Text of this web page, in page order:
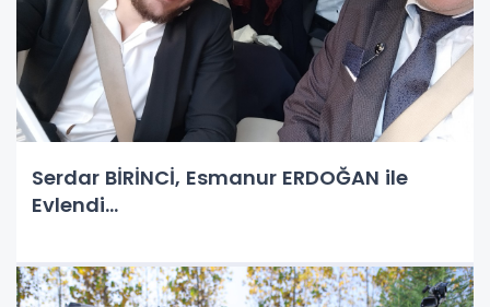
Serdar BİRİNCİ, Esmanur ERDOĞAN ile
Evlendi...